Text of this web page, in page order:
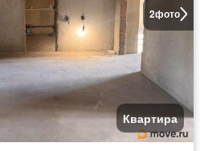
2фото
Квартира